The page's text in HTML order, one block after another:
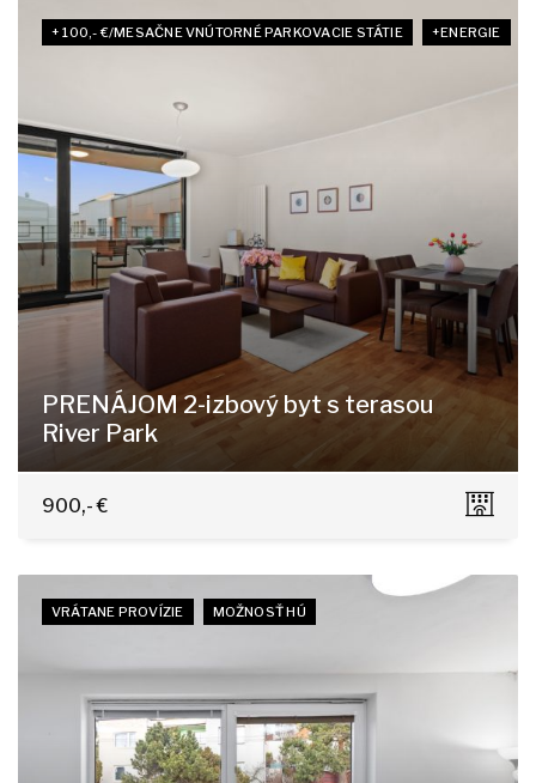
+ 100,- €/MESAČNE VNÚTORNÉ PARKOVACIE STÁTIE +ENERGIE
PRENÁJOM 2-izbový byt s terasou
River Park
Dvořákovo nábrežie 4E, Bratislava - Staré Mesto
900,- €
VRÁTANE PROVÍZIE MOŽNOSŤ HÚ